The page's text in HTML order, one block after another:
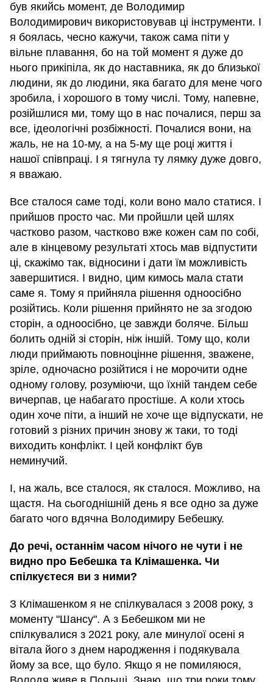
був якийсь момент, де Володимир
Володимирович використовував ці інструменти. І
я боялась, чесно кажучи, також сама піти у
вільне плавання, бо на той момент я дуже до
нього прикіпіла, як до наставника, як до близької
людини, як до людини, яка багато для мене чого
зробила, і хорошого в тому числі. Тому, напевне,
розійшлися ми, тому що в нас почалися, перш за
все, ідеологічні розбіжності. Почалися вони, на
жаль, не на 10-му, а на 5-му ще році життя і
нашої співпраці. І я тягнула ту лямку дуже довго,
я вважаю.
Все сталося саме тоді, коли воно мало статися. І
прийшов просто час. Ми пройшли цей шлях
частково разом, частково вже кожен сам по собі,
але в кінцевому результаті хтось мав відпустити
ці, скажімо так, відносини і дати їм можливість
завершитися. І видно, цим кимось мала стати
саме я. Тому я прийняла рішення одноосібно
розійтись. Коли рішення прийнято не за згодою
сторін, а одноосібно, це завжди боляче. Більш
болить одній зі сторін, ніж іншій. Тому що, коли
люди приймають повноцінне рішення, зважене,
зріле, одночасно розійтися і не морочити одне
одному голову, розуміючи, що їхній тандем себе
вичерпав, це набагато простіше. А коли хтось
один хоче піти, а інший не хоче ще відпускати, не
готовий з різних причин знову ж таки, то тоді
виходить конфлікт. І цей конфлікт був
неминучий.
І, на жаль, все сталося, як сталося. Можливо, на
щастя. На сьогоднішній день я все одно за дуже
багато чого вдячна Володимиру Бебешку.
До речі, останнім часом нічого не чути і не
видно про Бебешка та Клімашенка. Чи
спілкуєтеся ви з ними?
З Клімашенком я не спілкувалася з 2008 року, з
моменту "Шансу". А з Бебешком ми не
спілкувалися з 2021 року, але минулої осені я
вітала його з днем народження і подякувала
йому за все, що було. Якщо я не помиляюся,